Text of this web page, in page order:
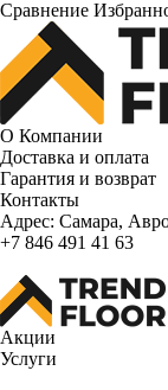
Сравнение
О Компании
Доставка и оплата
Гарантия и возврат
Контакты
Адрес: Самара,
+7 846 491 41 63
Акции
Услуги